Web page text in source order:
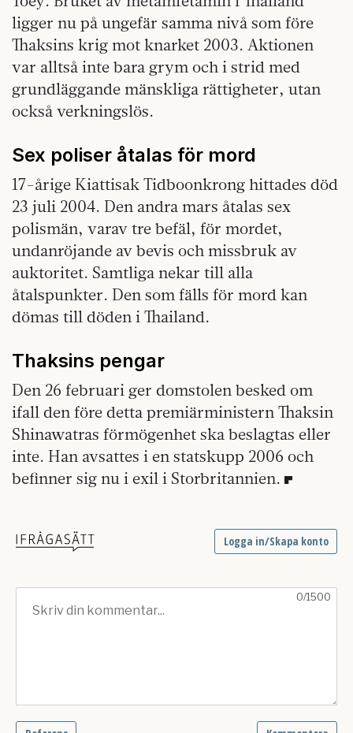
ligger nu på ungefär samma nivå som före
Thaksins krig mot knarket 2003. Aktionen
var alltså inte bara grym och i strid med
grundläggande mänskliga rättigheter, utan
också verkningslös.
Sex poliser åtalas för mord
17-årige Kiattisak Tidboonkrong hittades död
23 juli 2004. Den andra mars åtalas sex
polismän, varav tre befäl, för mordet,
undanröjande av bevis och missbruk av
auktoritet. Samtliga nekar till alla
åtalspunkter. Den som fälls för mord kan
dömas till döden i Thailand.
Thaksins pengar
Den 26 februari ger domstolen besked om
ifall den före detta premiärministern Thaksin
Shinawatras förmögenhet ska beslagtas eller
inte. Han avsattes i en statskupp 2006 och
befinner sig nu i exil i Storbritannien.